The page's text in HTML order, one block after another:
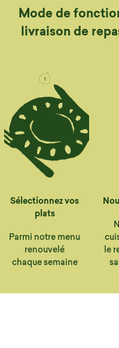
Mode de
livraison de
Sélectionnez vos
plats
Parmi notre menu
renouvelé
chaque semaine
le